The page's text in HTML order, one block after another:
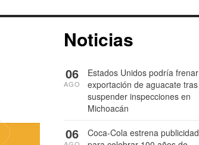
Noticias
Estados Unidos podría frenar
exportación de aguacate tras
suspender inspecciones en
Michoacán
06
AGO
Coca-Cola estrena publicidad
06